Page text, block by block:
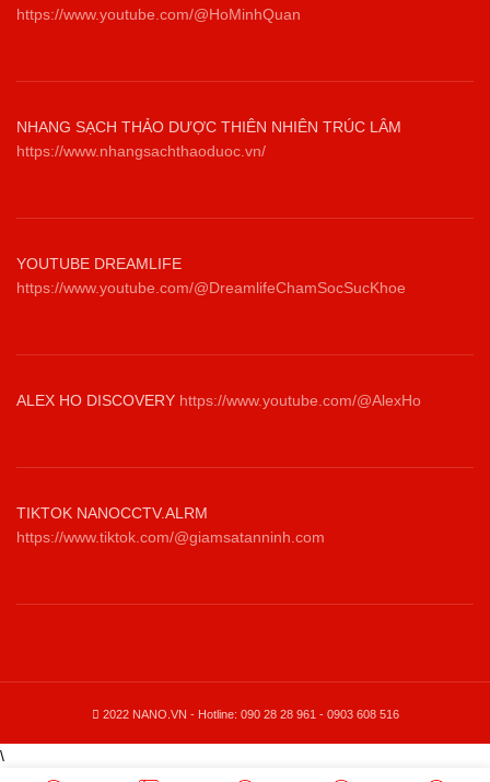
https://www.youtube.com/@HoMinhQuan
NHANG SẠCH THẢO DƯỢC THIÊN NHIÊN TRÚC LÂM
https://www.nhangsachthaoduoc.vn/
YOUTUBE DREAMLIFE
https://www.youtube.com/@DreamlifeChamSocSucKhoe
ALEX HO DISCOVERY https://www.youtube.com/@AlexHo
TIKTOK NANOCCTV.ALRM
https://www.tiktok.com/@giamsatanninh.com
2022 NANO.VN - Hotline: 090 28 28 961 - 0903 608 516
\